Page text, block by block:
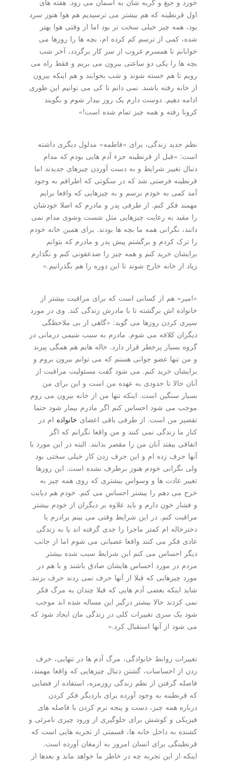
اول قرنطینه که هم بیشتر می ترسیدیم هم هوا هنوز سرد
بود، همه چیز خیلی سخت تر بود اما از وقتی هوا بهتر
شده، کمی از ترسم کم کرده ام، بچه ها را روزها می
خوابانم تا همسرم غروب از سر کار برگردد، آخر شب
بچه ها را یکی دو ساعتی بیرون می بریم و فقط راه می
رویم تا هم خسته شوند و شب بخوابند و هم اینکه بیرون
از خانه رفته باشند. نمی دانم تا کی می توانیم این طوری
ادامه دهیم. دوست دارم یک روز بیدار شوم و بگویند
کرونا رفته و همه چیز تمام شده است!»
نظم جدید زندگی، برای «فاطمه» مدلول دیگری داشته
است: «قبل از قرنطینه جزء آدم هایی بودم که مدام
دنبال تغییر شرایط و به دست آوردن چیزهای جدیدند اما
قرنطینه فرصتی شد که در سکوتی که اطرافم به وجود
آمد کمی به خودم برسم و به چیزهایی که واقعا برایم
مهمند فکر کنم. از طرفی پدر و مادرم که اصلا خودشان
را مقید به رعایت چیزهایی مثل شست وشوی مدام نمی
دانند، نگرانی همه ما بچه ها بودند. برای همین خانه خودم
را ترک کردم و برگشتم پیش پدر و مادرم که بتوانم
برایشان خرید کنم و همه چیز را ضدعفونی کنم و نگذارم
زیاد از خانه خارج شوند تا این دوره را هم بگذرانیم.»
«امیر» هم از کسانی است که برای مراقبت بیشتر از
خانواده اش برگشته تا با مادرش زندگی کند. وی در مورد
سپری کردن روزها می گوید: «گاهی از بی ملاحظگی
دیگران کلافه می شوم. مادرم به سبب شیمی درمانی در
گروه بسیار پرخطر قرار دارد. خاله هایم هم همگی پیرند
و من تنها عضو جوانی هستم که می توانم بیرون بروم و
برایشان خرید کنم. می شود گفت مسئولیت مراقبت از
آنان حالا تا حدودی به عهده من است و این برای من
بسیار سنگین است. اینکه تنها من از خانه بیرون می روم
موجب می شود احساس کنم اگر مادرم بیمار شود حتما
تقصیر من است. از طرفی باقی اعضایخانوادهام در
کنار ما زندگی نمی کنند و من واقعا نگرانم که اگر
اتفاقی بیفتد آنان من را مقصر بدانند. البته در این مورد با
آنها حرف زده ام و این حرف زدن کار خیلی سختی بود
ولی نگرانی خودم هنوز برطرف نشده است. این روزها
تغییر عادت ها و وسواس بیشتری که روی همه چیز به
خرج می دهم را بیشتر احساس می کنم. خودم هم دیابت
و فشار خون دارم و باید علاوه بر دیگران از خودم بیشتر
مراقبت کنم. در این شرایط وقتی می بینم برادرم یا
دخترخاله ام کمتر ماجرا را جدی گرفته اند یا به زندگی
عادی فکر می کنند واقعا عصبانی می شوم اما از جانب
دیگر احساس می کنم این شرایط سبب شده بیشتر
مردم در مورد احساس هایشان صادق باشند و با هم در
مورد چیزهایی که قبلا از آنها حرف نمی زدند حرف بزنند.
شاید اینکه بعضی آدم هایی که قبلا چندان به مرگ فکر
نمی کردند حالا بیشتر درگیر این مساله شده اند موجب
شود یک سری تغییرات کلی در زندگی مان ایجاد شود که
می شود از آنها استقبال کرد.»
تغییرات روابط خانوادگی، مرگ آدم ها در تنهایی، حرف
زدن از احساسات، گشتن دنبال چیزهایی که واقعا مهمند،
فاصله گرفتن از نظم زندگی روزمره، استفاده از فضایی
که قرنطینه به وجود آورده برای باردیگر فکر کردن
درباره همه چیز، دست و پنجه نرم کردن با فاصله های
فیزیکی و کوشش برای جلوگیری از ورود چیزی نامرئی و
کشنده به داخل خانه ها، قسمتی از تجربه هایی است که
قرنطینگی برای انسان امروز به ارمغان آورده است.
اینکه از این تجربه چه در خاطر ما خواهد ماند و بعدها از